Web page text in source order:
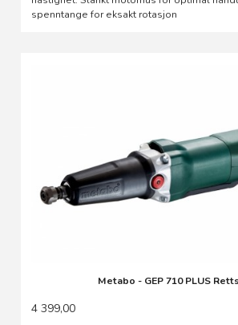
spenntange for eksakt rotasjon
Metabo - GEP 710 PLUS
4 399,00